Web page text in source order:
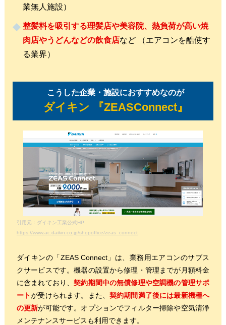
業無人施設）
整髪料を吸引する理髪店や美容院、熱負荷が高い焼
肉店やうどんなどの飲食店など （エアコンを酷使す
る業界）
こうした企業・施設におすすめなのが
ダイキン 『ZEASConnect』
引用元：ダイキン工業公式HP
https://www.ac.daikin.co.jp/shopoffice/zeas_connect
ダイキンの「ZEAS Connect」は、業務用エアコンのサブス
クサービスです。機器の設置から修理・管理までが月額料金
に含まれており、契約期間中の無償修理や空調機の管理サポ
ートが受けられます。また、契約期間満了後には最新機種へ
の更新が可能です。オプションでフィルター掃除や空気清浄
メンテナンスサービスも利用できます。